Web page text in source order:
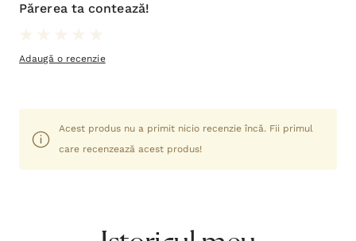
Părerea ta contează!
Adaugă o recenzie
Acest produs nu a primit nicio recenzie încă. Fii primul
care recenzează acest produs!